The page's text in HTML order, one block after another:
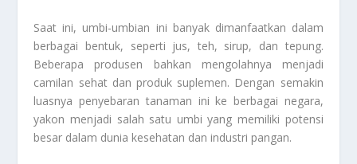
Saat ini, umbi-umbian ini banyak dimanfaatkan dalam
berbagai bentuk, seperti jus, teh, sirup, dan tepung.
Beberapa produsen bahkan mengolahnya menjadi
camilan sehat dan produk suplemen. Dengan semakin
luasnya penyebaran tanaman ini ke berbagai negara,
yakon menjadi salah satu umbi yang memiliki potensi
besar dalam dunia kesehatan dan industri pangan.